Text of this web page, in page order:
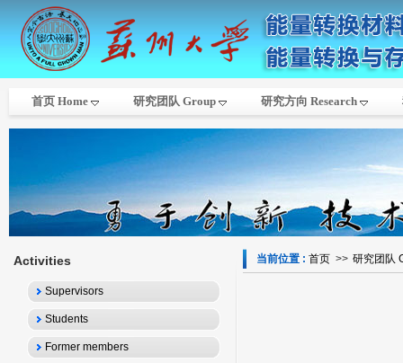
首页 Home 研究团队 Group 研究方向 Research
当前位置 : 首页 >> 研究团队
Activities
Supervisors
Students
Former members